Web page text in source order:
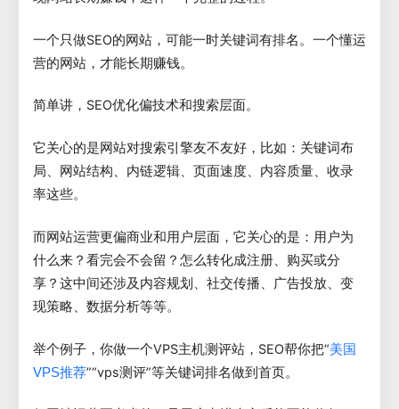
一个只做SEO的网站，可能一时关键词有排名。一个懂运
营的网站，才能长期赚钱。
简单讲，SEO优化偏技术和搜索层面。
它关心的是网站对搜索引擎友不友好，比如：关键词布
局、网站结构、内链逻辑、页面速度、内容质量、收录
率这些。
而网站运营更偏商业和用户层面，它关心的是：用户为
什么来？看完会不会留？怎么转化成注册、购买或分
享？这中间还涉及内容规划、社交传播、广告投放、变
现策略、数据分析等等。
举个例子，你做一个VPS主机测评站，SEO帮你把“美国
VPS推荐”“vps测评”等关键词排名做到首页。